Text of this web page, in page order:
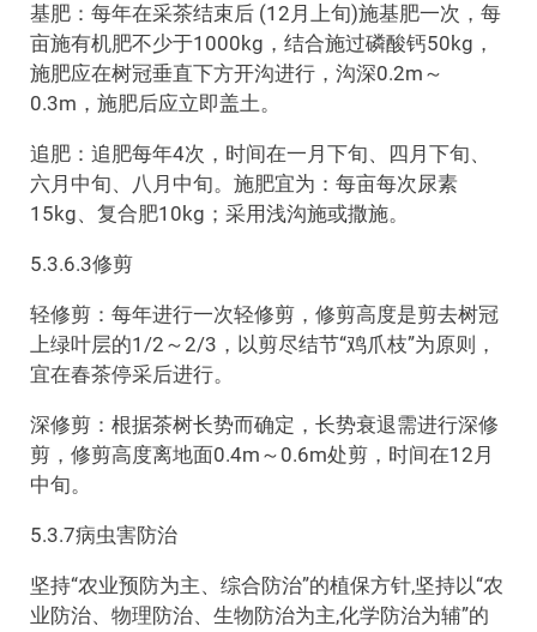
基肥：每年在采茶结束后 (12月上旬)施基肥一次，每
亩施有机肥不少于1000kg，结合施过磷酸钙50kg，
施肥应在树冠垂直下方开沟进行，沟深0.2m～
0.3m，施肥后应立即盖土。
追肥：追肥每年4次，时间在一月下旬、四月下旬、
六月中旬、八月中旬。施肥宜为：每亩每次尿素
15kg、复合肥10kg；采用浅沟施或撒施。
5.3.6.3修剪
轻修剪：每年进行一次轻修剪，修剪高度是剪去树冠
上绿叶层的1/2～2/3，以剪尽结节“鸡爪枝”为原则，
宜在春茶停采后进行。
深修剪：根据茶树长势而确定，长势衰退需进行深修
剪，修剪高度离地面0.4m～0.6m处剪，时间在12月
中旬。
5.3.7病虫害防治
坚持“农业预防为主、综合防治”的植保方针,坚持以“农
业防治、物理防治、生物防治为主,化学防治为辅”的